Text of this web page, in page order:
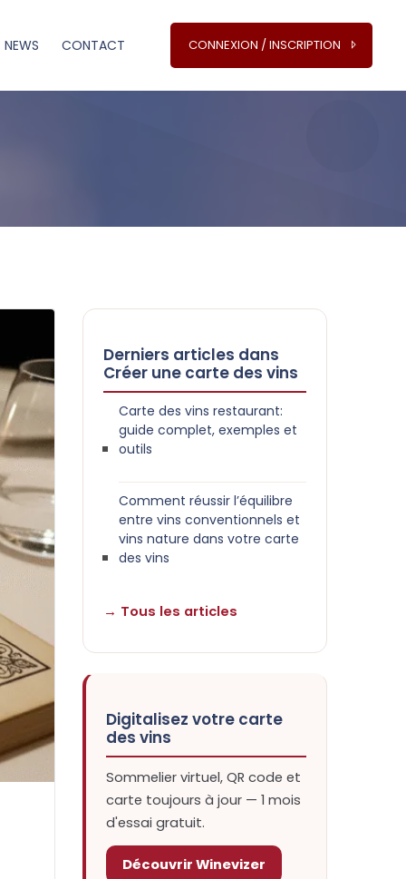
NEWS CONTACT CONNEXION / INSCRIPTION
Derniers articles dans
Créer une carte des vins
Carte des vins restaurant:
guide complet, exemples et
outils
Comment réussir l’équilibre
entre vins conventionnels et
vins nature dans votre carte
des vins
→ Tous les articles
Digitalisez votre carte
des vins
Sommelier virtuel, QR code et
carte toujours à jour — 1 mois
d'essai gratuit.
Découvrir Winevizer